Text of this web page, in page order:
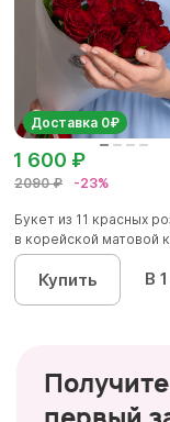
Доставка 0₽
2090 ₽ -23%
1 600 ₽
Букет из 11 красных
в корейской матовой
Купить В
Получите